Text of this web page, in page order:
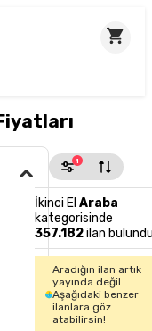
1
İkinci El Araba
kategorisinde
357.182ilan
Aradığın ilan artık
yayında değil.
Aşağıdaki benzer
ilanlara göz
atabilirsin!